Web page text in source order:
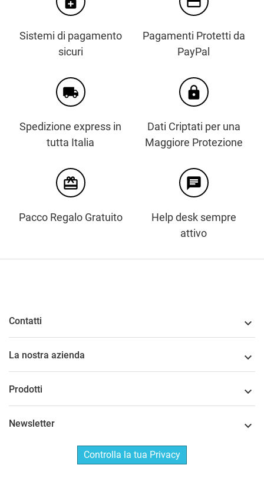
Sistemi di pagamento
sicuri
Pagamenti Protetti da
PayPal
local_shipping
Spedizione express in
tutta Italia
https
Dati Criptati per una
Maggiore Protezione
card_giftcard
Pacco Regalo Gratuito
chat
Help desk sempre
attivo
Contatti 
La nostra azienda 
Prodotti 
Newsletter 
Controlla la tua Privacy